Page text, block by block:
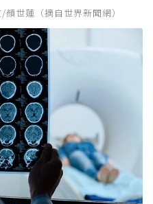
世蓮（摘自世界新聞網）